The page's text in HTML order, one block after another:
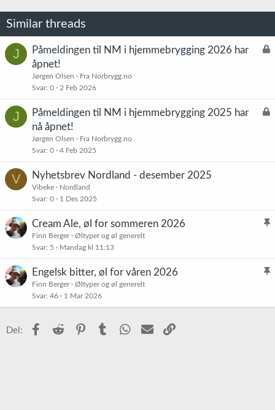
Similar threads
J
L
Påmeldingen til NM i hjemmebrygging 2026 har
åpnet!
Jørgen Olsen
Fra Norbrygg.no
Svar 0 2 Feb 2026
J
L
Påmeldingen til NM i hjemmebrygging 2025 har
nå åpnet!
Jørgen Olsen
Fra Norbrygg.no
Svar 0 4 Feb 2025
V Nyhetsbrev Nordland - desember 2025
Vibeke
Nordland
Svar 0 1 Des 2025
K
t
Cream Ale, øl for sommeren 2026
Finn Berger
Øltyper og øl generelt
Svar 5 Mandag kl 11:13
K
s
Engelsk bitter, øl for våren 2026
Finn Berger
Øltyper og øl generelt
Svar 46 1 Mar 2026
Del: Facebook
Reddit PinterestTumblr WhatsApp
E-post